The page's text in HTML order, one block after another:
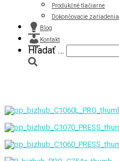
Produkčné tlačiarne
Dokončovacie zariadenia
Blog
Kontakt
Hľadať:
Hľadať …